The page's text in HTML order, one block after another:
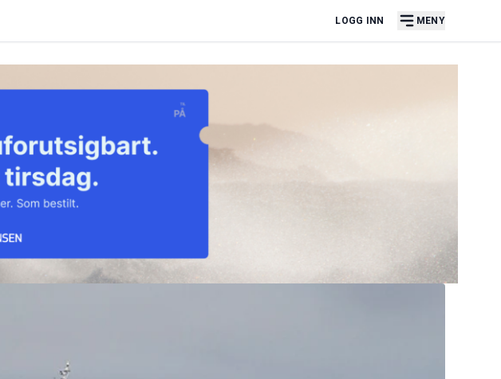
LOGG INN MENY